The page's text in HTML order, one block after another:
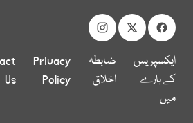
ایکسپریس
کے بارے
میں
ضابطہ
اخلاق
Privacy
Policy
Us